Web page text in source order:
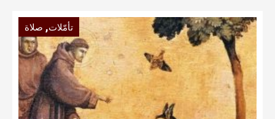
تأمّلات, صلاة